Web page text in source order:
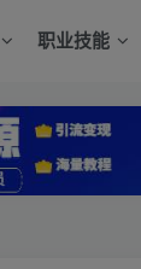
职业技能